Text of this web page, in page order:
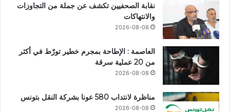
نقابة الصحفيين تكشف عن جملة من التجاوزات
والانتهاكات
2026-08-08
العاصمة : الإطاحة بمجرم خطير تورّط في أكثر
من 20 عملية سرقة
2026-08-08
مناظرة لانتداب 580 عونا بشركة النقل بتونس
2026-08-08